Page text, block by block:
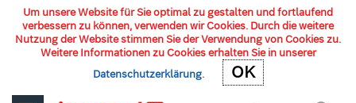
Um unsere Website für Sie optimal zu gestalten und fortlaufend
verbessern zu können, verwenden wir Cookies. Durch die weitere
Nutzung der Website stimmen Sie der Verwendung von Cookies zu.
Weitere Informationen zu Cookies erhalten Sie in unserer
Datenschutzerklärung. OKOK